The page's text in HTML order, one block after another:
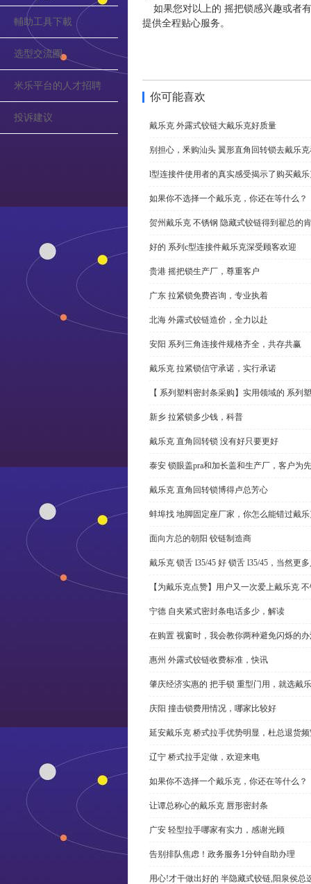
輔助工具下載
选型交流圈
米乐平台的人才招聘
投诉建议
如果您对以上的 摇把锁感兴趣或者
提供全程贴心服务。
你可能喜欢
戴乐克 外露式铰链大戴乐克好质量
别担心，釆购汕头 翼形直角回转锁去戴乐
l型连接件使用者的真实感受揭示了购买戴
如果你不选择一个戴乐克，你还在等什么？
贺州戴乐克 不锈钢 隐藏式铰链得到翟总的
好的 系列c型连接件戴乐克深受顾客欢迎
贵港 摇把锁生产厂，尊重客户
广东 拉紧锁免费咨询，专业执着
北海 外露式铰链造价，全力以赴
安阳 系列三角连接件规格齐全，共存共赢
戴乐克 拉紧锁信守承诺，实行承诺
【 系列塑料密封条采购】实用领域的 系列
新乡 拉紧锁多少钱，科普
戴乐克 直角回转锁 没有好只要更好
泰安 锁眼盖pra和加长盖和生产厂，客户为先
戴乐克 直角回转锁博得卢总芳心
蚌埠找 地脚固定座厂家，你怎么能错过戴
面向方总的朝阳 铰链制造商
戴乐克 锁舌 l35/45 好 锁舌 l35/45，当然更
【为戴乐克点赞】用户又一次爱上戴乐克
宁德 自夹紧式密封条电话多少，解读
在购置 视窗时，我会教你两种避免闪烁的
惠州 外露式铰链收费标准，快讯
肇庆经济实惠的 把手锁 重型门用，就选戴
庆阳 撞击锁费用情况，哪家比较好
延安戴乐克 桥式拉手优势明显，杜总退货
辽宁 桥式拉手定做，欢迎来电
如果你不选择一个戴乐克，你还在等什么？
让谭总称心的戴乐克 唇形密封条
广安 轻型拉手哪家有实力，感谢光顾
告别排队焦虑！政务服务1分钟自助办理
用心!才干做出好的 半隐藏式铰链,阳泉侯总